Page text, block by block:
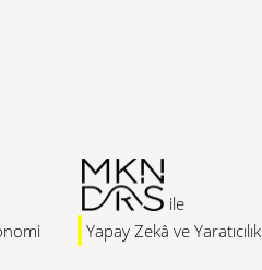
Yapay Zekâ ve Yaratıcılık